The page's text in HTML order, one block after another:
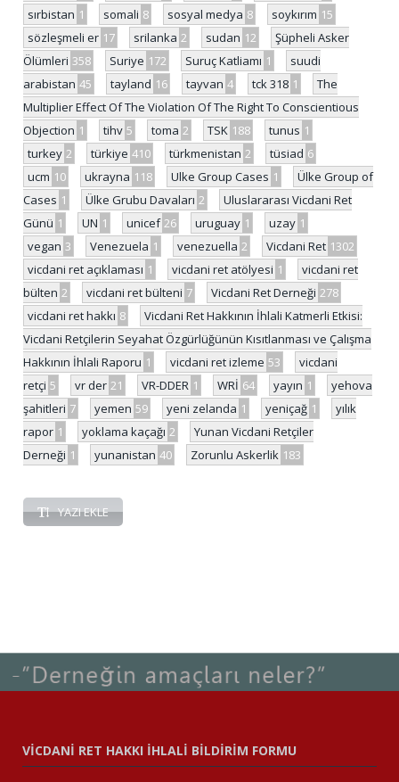
sırbistan 1 somali 8 sosyal medya 8 soykırım 15
sözleşmeli er 17 srilanka 2 sudan 12
Şüpheli Asker
Ölümleri 358 Suriye 172 Suruç Katliamı 1
suudi
arabistan 45 tayland 16 tayvan 4 tck 318 1
The
Multiplier Effect Of The Violation Of The Right To Conscientious
Objection 1 tihv 5 toma 2 TSK 188 tunus 1
turkey 2 türkiye 410 türkmenistan 2 tüsiad 6
ucm 10 ukrayna 118 Ulke Group Cases 1
Ülke Group of
Cases 1 Ülke Grubu Davaları 2
Uluslararası Vicdani Ret
Günü 1 UN 1 unicef 26 uruguay 1 uzay 1
vegan 3 Venezuela 1 venezuella 2 Vicdani Ret 1302
vicdani ret açıklaması 1 vicdani ret atölyesi 1
vicdani ret
bülten 2 vicdani ret bülteni 7 Vicdani Ret Derneği 278
vicdani ret hakkı 8
Vicdani Ret Hakkının İhlali Katmerli Etkisi:
Vicdani Retçilerin Seyahat Özgürlüğünün Kısıtlanması ve Çalışma
Hakkının İhlali Raporu 1 vicdani ret izleme 53
vicdani
retçi 5 vr der 21 VR-DDER 1 WRİ 64 yayın 1
yehova
şahitleri 7 yemen 59 yeni zelanda 1 yeniçağ 1
yılık
rapor 1 yoklama kaçağı 2
Yunan Vicdani Retçiler
Derneği 1 yunanistan 40 Zorunlu Askerlik 183
YAZI EKLE
VİCDANİ RET HAKKI İHLALİ BİLDİRİM FORMU